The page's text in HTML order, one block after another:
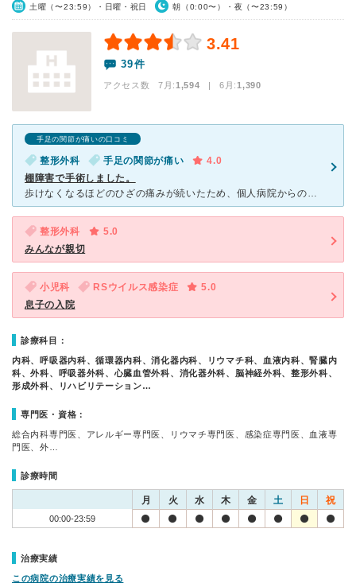
土曜（〜23:59）・日曜・祝日 朝（0:00〜）・夜（〜23:59）
3.41
39件
アクセス数 7月:1,594 | 6月:1,390
手足の関節が痛いの口コミ
整形外科 手足の関節が痛い
4.0
棚障害で手術しました。
歩けなくなるほどのひざの痛みが続いたため、個人病院からの紹介により受診しました。 MRIの検査結果により棚障害と診断されました。 聞いたことのない病名ではじめはどんな病気なのかわかりませんでした。
整形外科
5.0
みんなが親切
小児科 RSウイルス感染症
5.0
息子の入院
診療科目：
内科、呼吸器内科、循環器内科、消化器内科、リウマチ科、血液内科、腎臓内
科、外科、呼吸器外科、心臓血管外科、消化器外科、脳神経外科、整形外科、
形成外科、リハビリテーション…
専門医・資格：
総合内科専門医、アレルギー専門医、リウマチ専門医、感染症専門医、血液専
門医、外…
診療時間
月 火 水 木 金 土 日 祝
00:00-23:59
治療実績
この病院の治療実績を見る